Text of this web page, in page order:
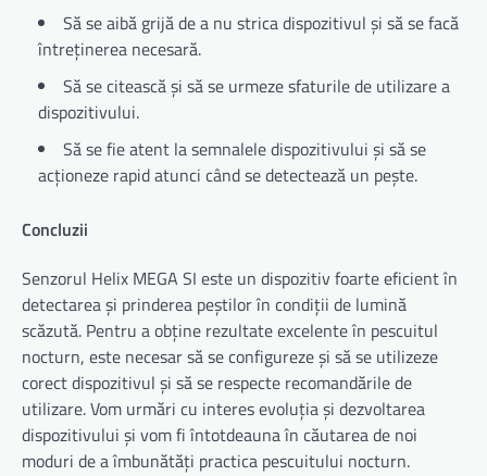
Să se aibă grijă de a nu strica dispozitivul și să se facă
întreținerea necesară.
Să se citească și să se urmeze sfaturile de utilizare a
dispozitivului.
Să se fie atent la semnalele dispozitivului și să se
acționeze rapid atunci când se detectează un pește.
Concluzii
Senzorul Helix MEGA SI este un dispozitiv foarte eficient în
detectarea și prinderea peștilor în condiții de lumină
scăzută. Pentru a obține rezultate excelente în pescuitul
nocturn, este necesar să se configureze și să se utilizeze
corect dispozitivul și să se respecte recomandările de
utilizare. Vom urmări cu interes evoluția și dezvoltarea
dispozitivului și vom fi întotdeauna în căutarea de noi
moduri de a îmbunătăți practica pescuitului nocturn.